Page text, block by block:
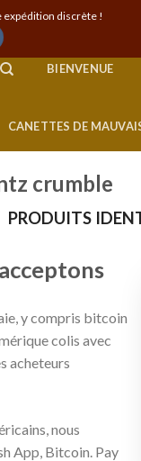
expédition discrète !
BIENVENUE
CANETTES DE
crumble
PRODUITS
y compris bitcoin
colis avec
acheteurs
nous
App, Bitcoin. Pay